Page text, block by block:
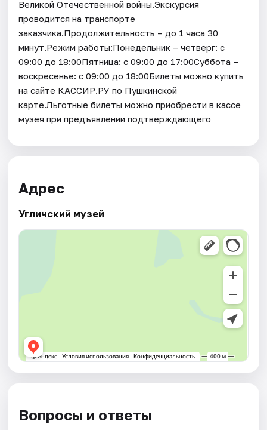
Великой Отечественной войны.Экскурсия
проводится на транспорте
заказчика.Продолжительность – до 1 часа 30
минут.Режим работы:Понедельник – четверг: с
09:00 до 18:00Пятница: с 09:00 до 17:00Суббота –
воскресенье: с 09:00 до 18:00Билеты можно купить
на сайте КАССИР.РУ по Пушкинской
карте.Льготные билеты можно приобрести в кассе
музея при предъявлении подтверждающего
Адрес
Угличский музей
Вопросы и ответы